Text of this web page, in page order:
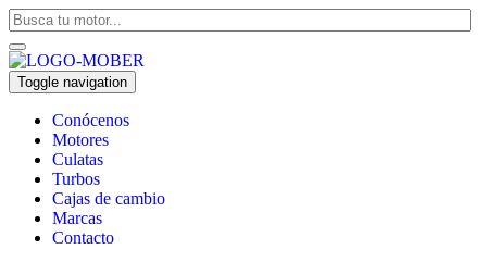
Toggle navigation
Conócenos
Motores
Culatas
Turbos
Cajas de cambio
Marcas
Contacto